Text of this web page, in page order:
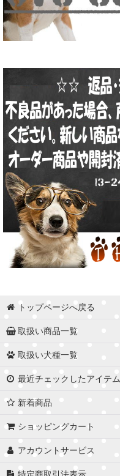
トップページへ戻る
取扱い商品一覧
取扱い犬種一覧
最近チェックしたアイテム
新着商品
ショッピングカート
アカウントサービス
特定商取引法表示